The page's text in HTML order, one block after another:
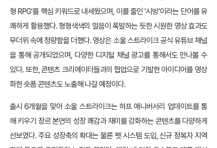
형 RPG’를 핵심 키워드로 내세웠으며, 이를 줄인 ‘시방’이라는 단어를 유
쾌하게 활용했다. 형형색색의 얼음이 폭발하는 듯한 시원한 영상 효과도
무더위 속에 청량함을 더했다. 영상은 소울 스트라이크 공식 유튜브 채널
을 통해 공개되었으며, 다양한 디지털 채널 광고를 통해서도 만나볼 수
있다. 또한, 콘텐츠 크리에이터들과의 협업으로 기발한 아이디어를 영상
화한 숏폼 콘텐츠도 노출해 나갈 예정이다.
출시 6개월을 맞아 소울 스트라이크는 하프 애니버서리 업데이트를 통
해 키우기 장르 본연의 성장 쾌감과 재미를 강화하는 콘텐츠를 다양하게
선보였다. 주요 성장축의 확대는 물론 펫 시스템 도입, 신규 정복자 지역